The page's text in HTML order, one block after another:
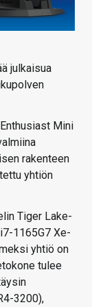
julkaisua
Mini
rakenteen
yhtiön
Tiger Lake-
1165G7 Xe-
yhtiö on
tulee
3200),